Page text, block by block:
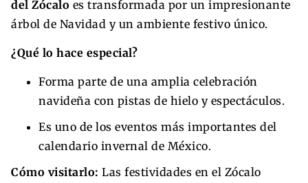
del Zócalo es transformada por un impresionante
árbol de Navidad y un ambiente festivo único.
¿Qué lo hace especial?
Forma parte de una amplia celebración
navideña con pistas de hielo y espectáculos.
Es uno de los eventos más importantes del
calendario invernal de México.
Cómo visitarlo: Las festividades en el Zócalo